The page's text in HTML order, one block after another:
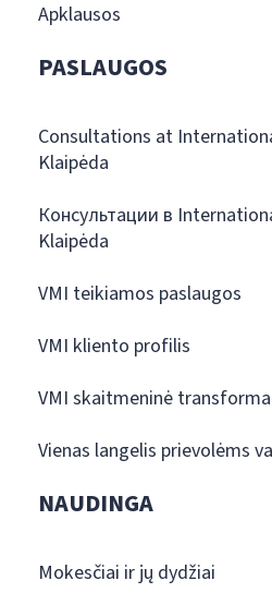
Apklausos
PASLAUGOS
Consultations at
Klaipėda
Консультации в
Klaipėda
VMI teikiamos paslaugos
VMI kliento profilis
VMI skaitmeninė
Vienas langelis prievolėms
NAUDINGA
Mokesčiai ir jų dydžiai